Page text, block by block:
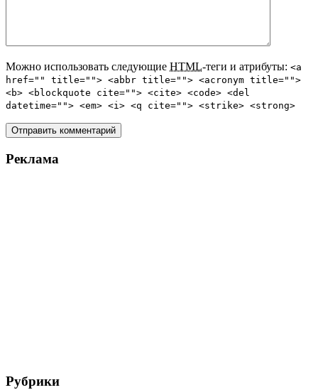
Можно использовать следующие HTML-теги и атрибуты: <a
href="" title=""> <abbr title=""> <acronym title="">
<b> <blockquote cite=""> <cite> <code> <del
datetime=""> <em> <i> <q cite=""> <strike> <strong>
Реклама
Рубрики